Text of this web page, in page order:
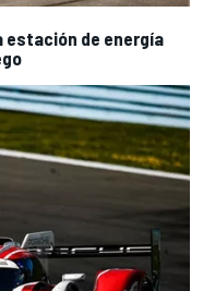
estación de energía